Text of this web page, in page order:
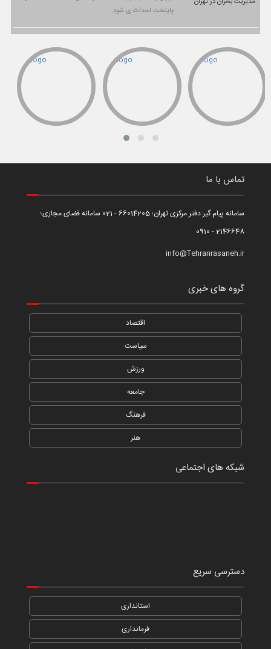
پایتخت احداث ی شود.
تماس با ما
سامانه پیام گیر دفتر مرکزی تهران؛ 66014205 - 021 سامانه فضای مجازی؛
2146648 - 0910
info@Tehranrasaneh.ir
گروه های خبری
اقتصاد
سیاست
ورزش
جامعه
فرهنگ
هنر
شبکه های اجتماعی
دسترسی سریع
استانداری
فرمانداری